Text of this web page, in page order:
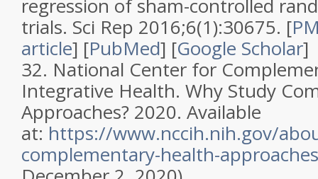
regression of sham-controlled
trials. Sci Rep 2016;6(1):30675. [
article] [PubMed] [Google Scholar]
32. National Center for
Integrative Health. Why Study
Approaches? 2020. Available
at: https://www.nccih.nih.gov/
complementary-health-approaches